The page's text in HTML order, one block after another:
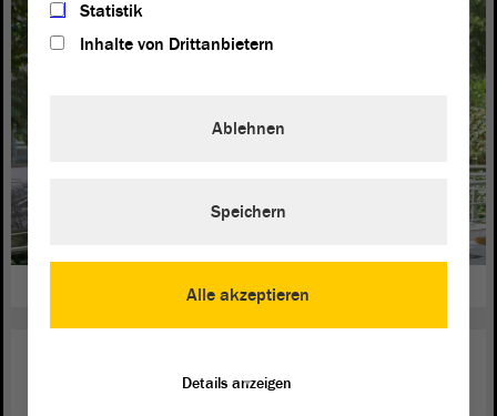
Statistik
Inhalte von Drittanbietern
Alle akzeptieren
Ablehnen
Speichern
Details anzeigen